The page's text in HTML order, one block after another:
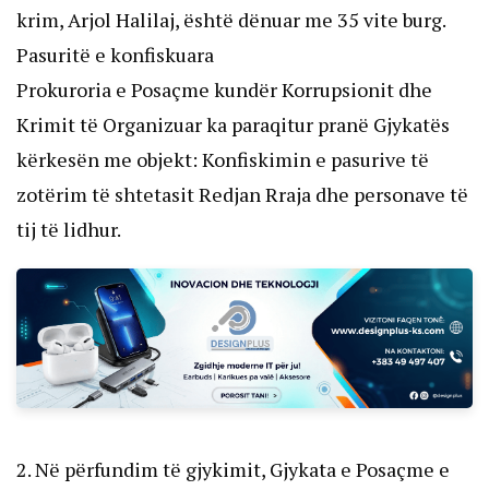
krim, Arjol Halilaj, është dënuar me 35 vite burg.
Pasuritë e konfiskuara
Prokuroria e Posaçme kundër Korrupsionit dhe
Krimit të Organizuar ka paraqitur pranë Gjykatës
kërkesën me objekt: Konfiskimin e pasurive të
zotërim të shtetasit Redjan Rraja dhe personave të
tij të lidhur.
2. Në përfundim të gjykimit, Gjykata e Posaçme e